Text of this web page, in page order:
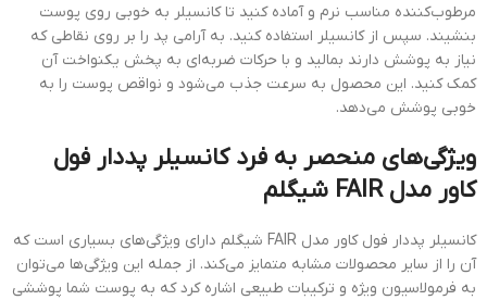
مرطوب‌کننده مناسب نرم و آماده کنید تا کانسیلر به خوبی روی پوست
بنشیند. سپس از کانسیلر استفاده کنید. به آرامی پد را بر روی نقاطی که
نیاز به پوشش دارند بمالید و با حرکات ضربه‌ای به پخش یکنواخت آن
کمک کنید. این محصول به سرعت جذب می‌شود و نواقص پوست را به
خوبی پوشش می‌دهد.
ویژگی‌های منحصر به فرد کانسیلر پددار فول
کاور مدل FAIR شیگلم
کانسیلر پددار فول كاور مدل FAIR شیگلم دارای ویژگی‌های بسیاری است که
آن را از سایر محصولات مشابه متمایز می‌کند. از جمله این ویژگی‌ها می‌توان
به فرمولاسیون ویژه و ترکیبات طبیعی اشاره کرد که به پوست شما پوششی